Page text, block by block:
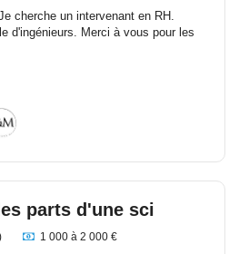
cherche un intervenant en RH.
d'ingénieurs. Merci à vous pour les
parts d'une sci
1 000 à 2 000 €